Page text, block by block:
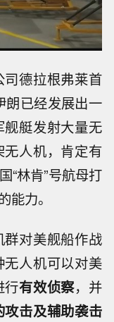
德拉根弗莱首
朗已经发展出一
舰艇发射大量无
人机，肯定有
“林肯”号航母打
能力。
对美舰船作战
人机可以对美
行有效侦察，并
击及辅助袭击